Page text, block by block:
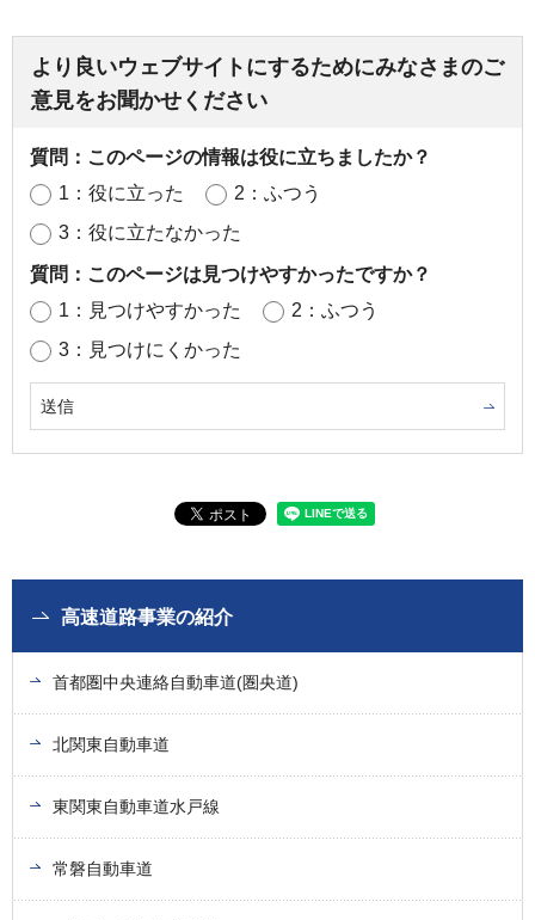
より良いウェブサイトにするためにみなさまのご
意見をお聞かせください
質問：このページの情報は役に立ちましたか？
1：役に立った
2：ふつう
3：役に立たなかった
質問：このページは見つけやすかったですか？
1：見つけやすかった
2：ふつう
3：見つけにくかった
高速道路事業の紹介
首都圏中央連絡自動車道(圏央道)
北関東自動車道
東関東自動車道水戸線
常磐自動車道